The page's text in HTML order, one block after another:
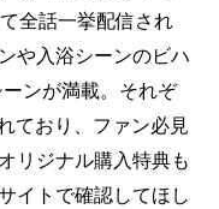
全話一挙配信され
や入浴シーンのビハ
ンが満載。それぞ
ており、ファン必見
リジナル購入特典も
イトで確認してほし